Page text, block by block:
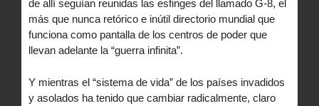
de allí seguían reunidas las esfinges del llamado G-8, el
más que nunca retórico e inútil directorio mundial que
funciona como pantalla de los centros de poder que
llevan adelante la “guerra infinita”.
Y mientras el “sistema de vida” de los países invadidos
y asolados ha tenido que cambiar radicalmente, claro